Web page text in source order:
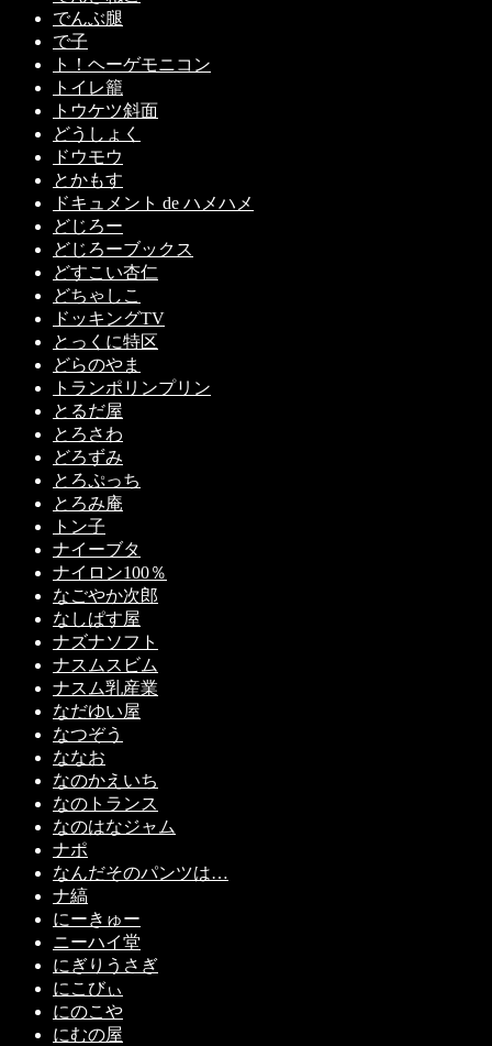
でんぶ腿
で子
ト！ヘーゲモニコン
トイレ籠
トウケツ斜面
どうしょく
ドウモウ
とかもす
ドキュメント de ハメハメ
どじろー
どじろーブックス
どすこい杏仁
どちゃしこ
ドッキングTV
とっくに特区
どらのやま
トランポリンプリン
とるだ屋
とろさわ
どろずみ
とろぷっち
とろみ庵
トン子
ナイーブタ
ナイロン100％
なごやか次郎
なしぱす屋
ナズナソフト
ナスムスビム
ナスム乳産業
なだゆい屋
なつぞう
ななお
なのかえいち
なのトランス
なのはなジャム
ナポ
なんだそのパンツは…
ナ縞
にーきゅー
ニーハイ堂
にぎりうさぎ
にこびぃ
にのこや
にむの屋